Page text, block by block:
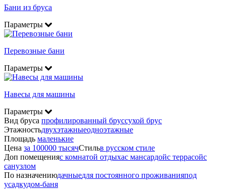
Бани из бруса
Параметры
Перевозные бани
Параметры
Навесы для машины
Параметры
Вид бруса профилированный бруссухой брус
Этажностьдвухэтажныеодноэтажные
Площадь маленькие
Цена за 100000 тысячСтильв русском стиле
Доп помещенияс комнатой отдыхас мансардойс террасойс
санузлом
По назначениюдачныедля постоянного проживанияпод
усадкудом-баня